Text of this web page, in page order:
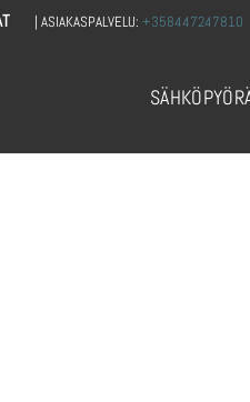
| ASIAKASPALVELU:+358447247810